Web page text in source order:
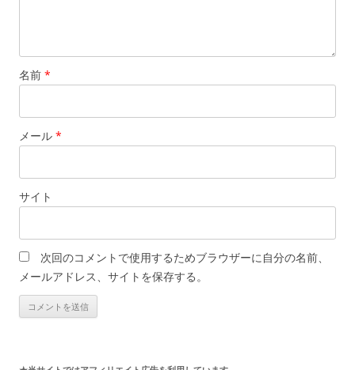
名前 *
メール *
サイト
次回のコメントで使用するためブラウザーに自分の名前、
メールアドレス、サイトを保存する。